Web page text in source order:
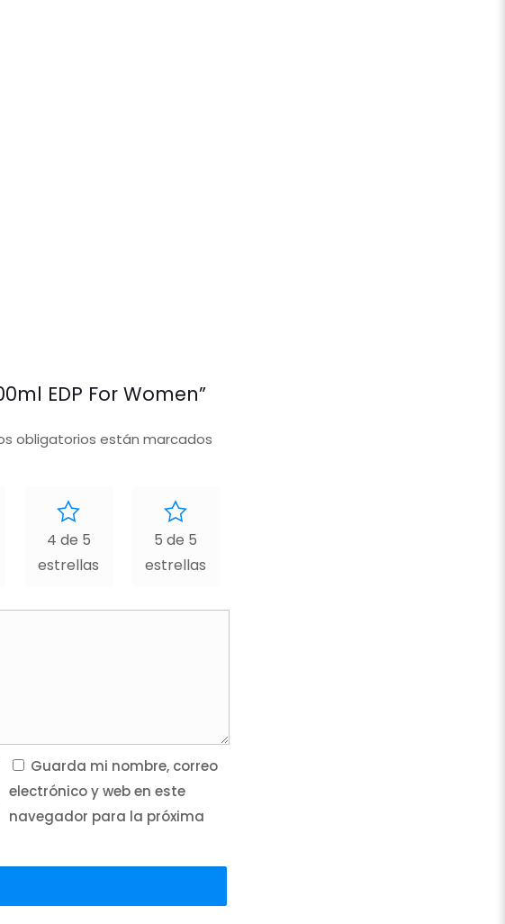
EDP For Women”
obligatorios están marcados
4 de 5
estrellas
5 de 5
estrellas
Guarda mi nombre, correo
electrónico y web en este
navegador para la próxima